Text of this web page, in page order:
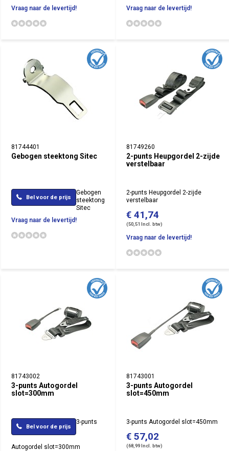
Vraag naar de levertijd!
Vraag naar de levertijd!
81744401
Gebogen steektong Sitec
Bel voor de prijs
Gebogen
steektong
Sitec
Vraag naar de levertijd!
81749260
2-punts Heupgordel 2-zijde
verstelbaar
2-punts Heupgordel 2-zijde
verstelbaar
€ 41,74
(50,51 Incl. btw)
Vraag naar de levertijd!
81743002
3-punts Autogordel
slot=300mm
Bel voor de prijs
3-punts
Autogordel slot=300mm
81743001
3-punts Autogordel
slot=450mm
3-punts Autogordel slot=450mm
€ 57,02
(68,99 Incl. btw)